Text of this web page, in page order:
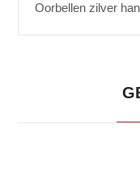
Oorbellen zilver